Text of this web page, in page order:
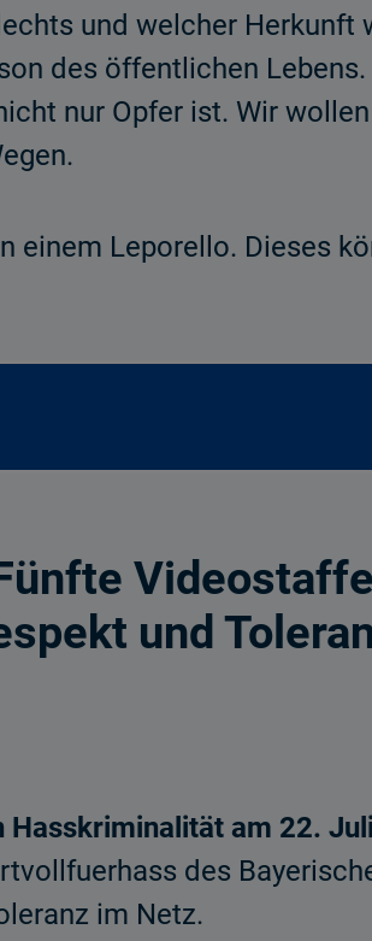
und welcher Herkunft
des öffentlichen
nur Opfer ist. Wir
Leporello. Dieses
und
am 22. Juli
des
im Netz.